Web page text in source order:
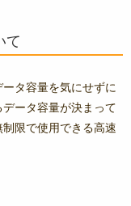
て
タ容量を気にせずに
ータ容量が決まって
限で使用できる高速